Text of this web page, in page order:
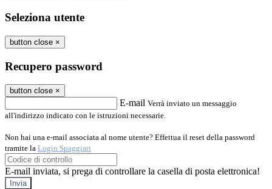
Seleziona utente
button close ×
Recupero password
button close ×
E-mail Verrà inviato un messaggio
all'indirizzo indicato con le istruzioni necessarie.
Non hai una e-mail associata al nome utente? Effettua il reset della password
tramite la Login Spaggiari
E-mail inviata, si prega di controllare la casella di posta elettronica!